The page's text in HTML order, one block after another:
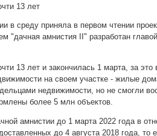
13 лет
среду приняла в первом чтении
"дачная амнистия II" разработан
13 лет и закончилась 1 марта, за
на своем участке - жилые
недвижимости, но не смогли
более 5 млн объектов.
амнистии до 1 марта 2022 года в
до 4 августа 2018 года,